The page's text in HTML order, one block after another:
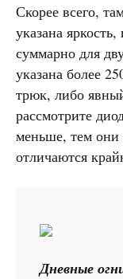
Скорее всего,
указана
суммарно для
указана более
трюк, либо
рассмотрите
меньше, тем они
отличаются
Дневные